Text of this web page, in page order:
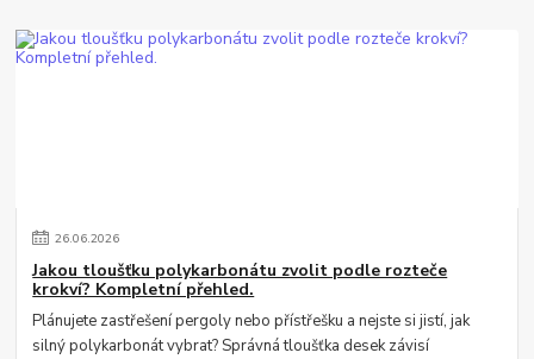
26.06.2026
Jakou tloušťku polykarbonátu zvolit podle rozteče
krokví? Kompletní přehled.
Plánujete zastřešení pergoly nebo přístřešku a nejste si jistí, jak
silný polykarbonát vybrat? Správná tloušťka desek závisí